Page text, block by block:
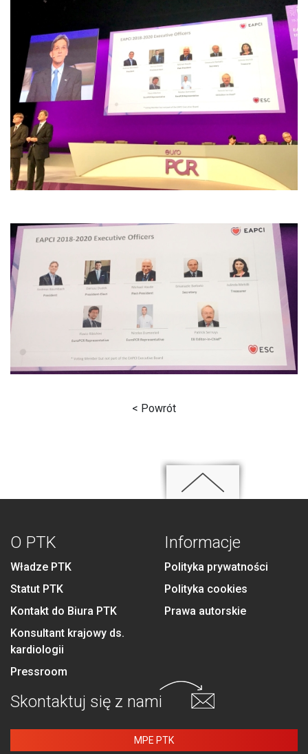
< Powrót
O PTK
Władze PTK
Statut PTK
Kontakt do Biura PTK
Konsultant krajowy ds.
kardiologii
Pressroom
Informacje
Polityka prywatności
Polityka cookies
Prawa autorskie
Skontaktuj się z nami
MPE PTK